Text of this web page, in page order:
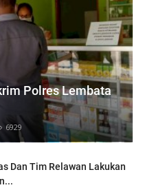
Polres Lembata
6929
Dan Tim Relawan Lakukan